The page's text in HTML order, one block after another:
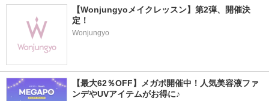
【Wonjungyoメイクレッスン】第2弾、開催決
定！
Wonjungyo
【最大62％OFF】メガポ開催中！人気美容液ファ
ンデやUVアイテムがお得に♪